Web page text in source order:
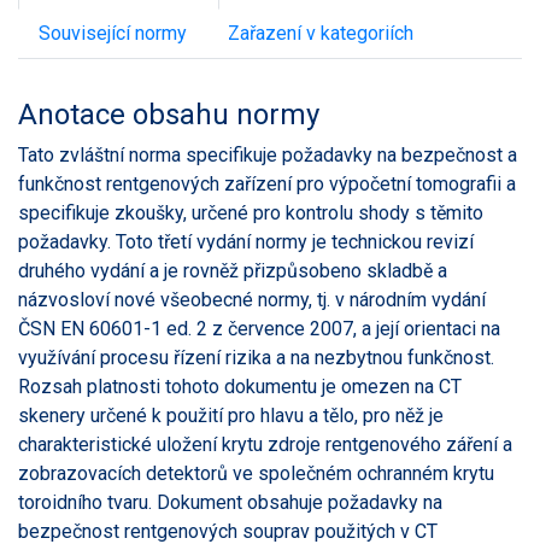
Související normy Zařazení v kategoriích
Anotace obsahu normy
Tato zvláštní norma specifikuje požadavky na bezpečnost a
funkčnost rentgenových zařízení pro výpočetní tomografii a
specifikuje zkoušky, určené pro kontrolu shody s těmito
požadavky. Toto třetí vydání normy je technickou revizí
druhého vydání a je rovněž přizpůsobeno skladbě a
názvosloví nové všeobecné normy, tj. v národním vydání
ČSN EN 60601-1 ed. 2 z července 2007, a její orientaci na
využívání procesu řízení rizika a na nezbytnou funkčnost.
Rozsah platnosti tohoto dokumentu je omezen na CT
skenery určené k použití pro hlavu a tělo, pro něž je
charakteristické uložení krytu zdroje rentgenového záření a
zobrazovacích detektorů ve společném ochranném krytu
toroidního tvaru. Dokument obsahuje požadavky na
bezpečnost rentgenových souprav použitých v CT